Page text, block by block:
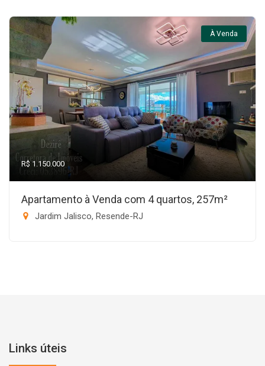
À Venda
R$ 1.150.000
Apartamento à Venda com 4 quartos, 257m²
Jardim Jalisco, Resende-RJ
Links úteis